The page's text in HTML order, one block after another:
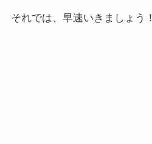
それでは、早速いきましょう！